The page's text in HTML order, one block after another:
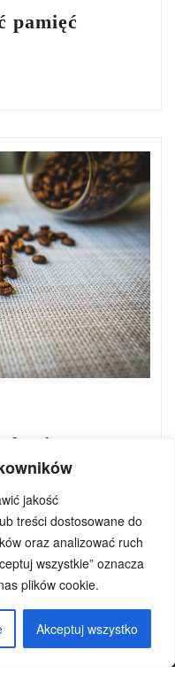
jakość
treści dostosowane do
oraz analizować ruch
wszystkie” oznacza
plików cookie.
Akceptuj wszystko
pamięć
ziarno